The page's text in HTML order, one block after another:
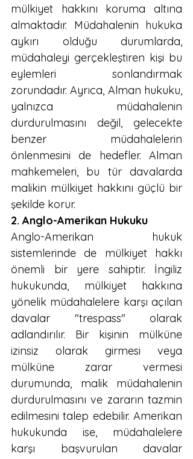
mülkiyet hakkını koruma altına
almaktadır. Müdahalenin hukuka
aykırı olduğu durumlarda,
müdahaleyi gerçekleştiren kişi bu
eylemleri sonlandırmak
zorundadır. Ayrıca, Alman hukuku,
yalnızca müdahalenin
durdurulmasını değil, gelecekte
benzer müdahalelerin
önlenmesini de hedefler. Alman
mahkemeleri, bu tür davalarda
malikin mülkiyet hakkını güçlü bir
şekilde korur.
2. Anglo-Amerikan Hukuku
Anglo-Amerikan hukuk
sistemlerinde de mülkiyet hakkı
önemli bir yere sahiptir. İngiliz
hukukunda, mülkiyet hakkına
yönelik müdahalelere karşı açılan
davalar "trespass" olarak
adlandırılır. Bir kişinin mülküne
izinsiz olarak girmesi veya
mülküne zarar vermesi
durumunda, malik müdahalenin
durdurulmasını ve zararın tazmin
edilmesini talep edebilir. Amerikan
hukukunda ise, müdahalelere
karşı başvurulan davalar